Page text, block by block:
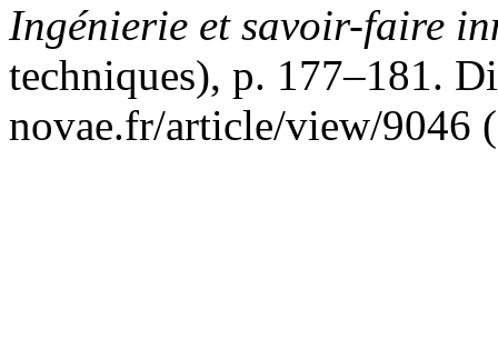
Ingénierie et savoir-faire
techniques), p. 177–181.
novae.fr/article/view/9046